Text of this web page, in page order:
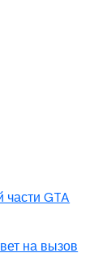
части GTA
на вызов